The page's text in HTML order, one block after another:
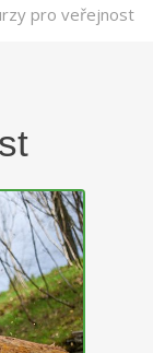
pro veřejnost